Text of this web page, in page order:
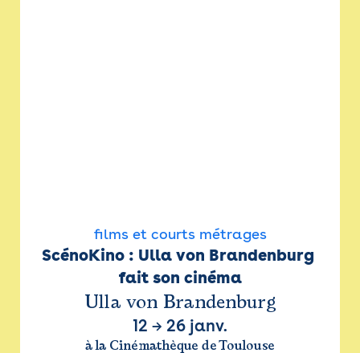
films et courts métrages
ScénoKino : Ulla von Brandenburg
fait son cinéma
Ulla von Brandenburg
12 → 26 janv.
à la Cinémathèque de Toulouse